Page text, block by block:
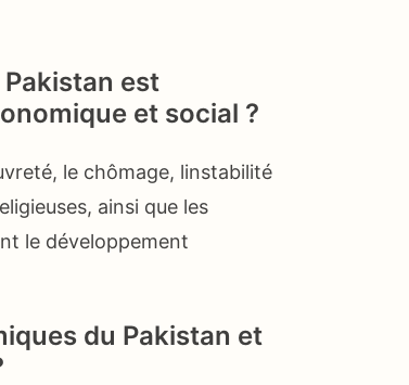
est
et social ?
le chômage, linstabilité
ainsi que les
le développement
du Pakistan et